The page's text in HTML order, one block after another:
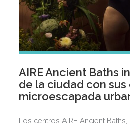
AIRE Ancient Baths
de la ciudad con
microescapada
Los centros AIRE Ancient